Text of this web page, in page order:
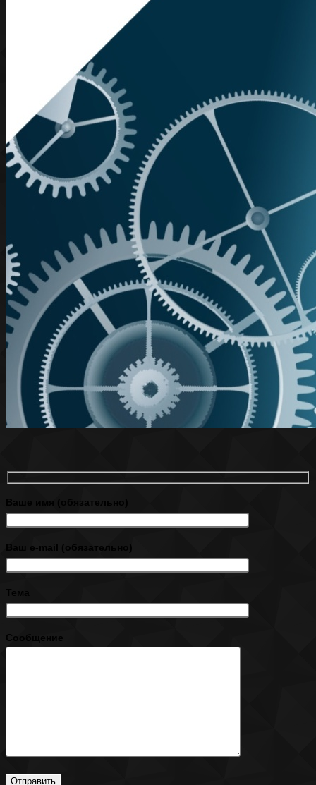
Ваше имя (обязательно)
Ваш e-mail (обязательно)
Сообщение